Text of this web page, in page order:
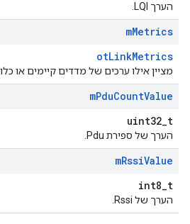
הערך LQI.
mMetrics
otLinkMetrics
מציין אילו ערכים של מדדים קיימים או
mPduCountValue
uint32_t
הערך של ספירת Pdu.
mRssiValue
int8_t
הערך של Rssi.